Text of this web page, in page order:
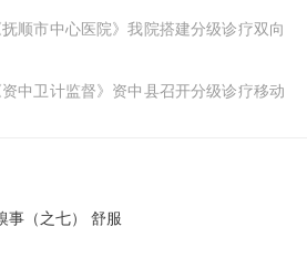
顺市中心医院》我院搭建分级诊疗双向
中卫计监督》资中县召开分级诊疗移动
之七） 舒服